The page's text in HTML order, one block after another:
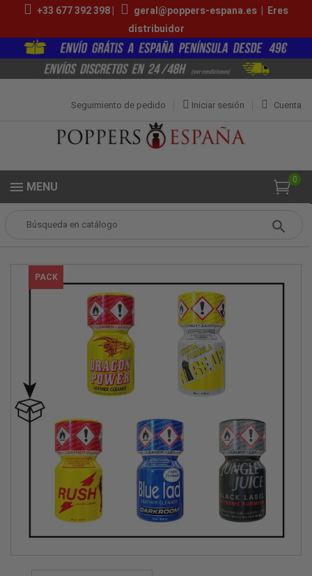
+33 677 392 398 | geral@poppers-espana.es | Eres
distribuidor
Cuenta
Iniciar sesión
Seguimiento de pedido
0
MENU
Packs de Poppers
PACK